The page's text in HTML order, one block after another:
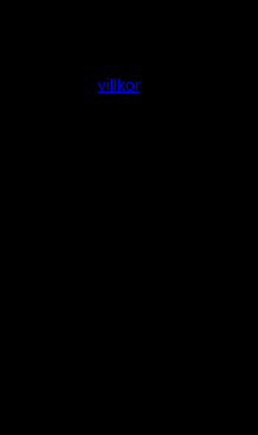
villkor.